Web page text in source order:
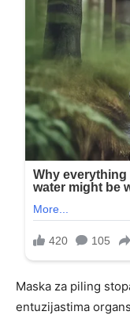
Maska za piling
entuzijastima